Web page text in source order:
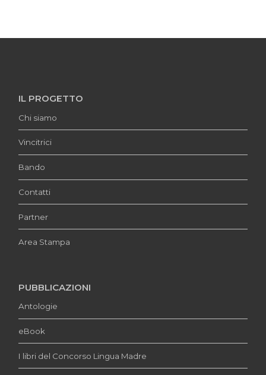
IL PROGETTO
Chi siamo
Vincitrici
Bando
Contatti
Partner
Area Stampa
PUBBLICAZIONI
Antologie
eBook
I libri del Concorso Lingua Madre